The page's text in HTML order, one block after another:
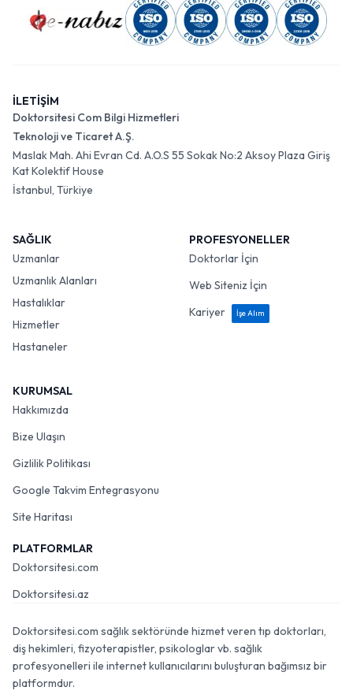
İLETİŞİM
Doktorsitesi Com Bilgi Hizmetleri
Teknoloji ve Ticaret A.Ş.
Maslak Mah. Ahi Evran Cd. A.O.S 55 Sokak No:2 Aksoy Plaza Giriş
Kat Kolektif House
İstanbul, Türkiye
SAĞLIK
Uzmanlar
Uzmanlık Alanları
Hastalıklar
Hizmetler
Hastaneler
PROFESYONELLER
Doktorlar İçin
Web Siteniz İçin
Kariyer
İşe Alım
KURUMSAL
Hakkımızda
Bize Ulaşın
Gizlilik Politikası
Google Takvim Entegrasyonu
Site Haritası
PLATFORMLAR
Doktorsitesi.com
Doktorsitesi.az
Doktorsitesi.com sağlık sektöründe hizmet veren tıp doktorları,
diş hekimleri, fizyoterapistler, psikologlar vb. sağlık
profesyonelleri ile internet kullanıcılarını buluşturan bağımsız bir
platformdur.